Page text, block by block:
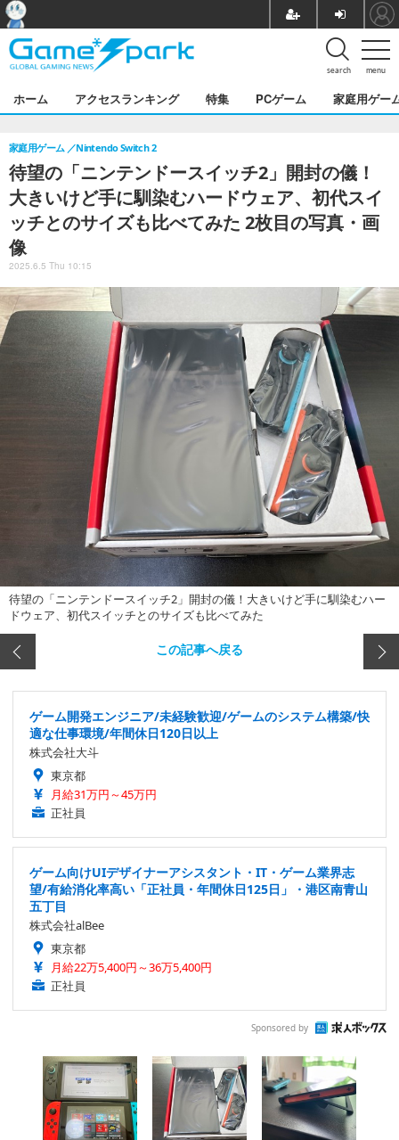
menu
search
ホーム アクセスランキング 特集 PCゲーム 家庭用ゲー
待望の「ニンテンドースイッチ2」開封の儀！
大きいけど手に馴染むハードウェア、初代スイ
ッチとのサイズも比べてみた 2枚目の写真・画
像
家庭用ゲーム Nintendo Switch 2
2025.6.5 Thu 10:15
待望の「ニンテンドースイッチ2」開封の儀！大きいけど手に馴染むハー
ドウェア、初代スイッチとのサイズも比べてみた
この記事へ戻る
ゲーム開発エンジニア/未経験歓迎/ゲームのシステム構築/快
適な仕事環境/年間休日120日以上
株式会社大斗
東京都
月給31万円～45万円
正社員
ゲーム向けUIデザイナーアシスタント・IT・ゲーム業界志
望/有給消化率高い「正社員・年間休日125日」・港区南青山
五丁目
株式会社alBee
東京都
月給22万5,400円～36万5,400円
正社員
Sponsored by